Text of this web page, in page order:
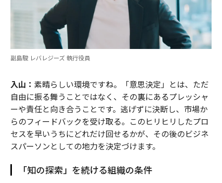
副島駿 レバレジーズ 執行役員
入山： 素晴らしい環境ですね。「意思決定」とは、ただ
自由に振る舞うことではなく、その裏にあるプレッシャ
ーや責任と向き合うことです。逃げずに決断し、市場か
らのフィードバックを受け取る。このヒリヒリしたプロ
セスを早いうちにどれだけ回せるかが、その後のビジネ
スパーソンとしての地力を決定づけます。
「知の探索」を続ける組織の条件